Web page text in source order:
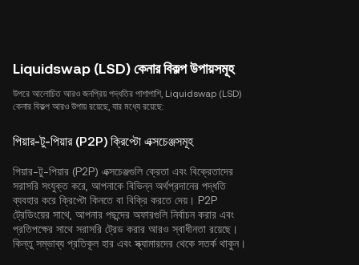
Liquidswap (LSD) কেনার বিকল্প উপায়সমূহ
উপরে আলোচিত আরও জনপ্রিয় পদ্ধতির পাশাপাশি, Liquidswap (LSD)
কেনার বিকল্প আরও উপায় রয়েছে, যার মধ্যে রয়েছে:
পিয়ার-টু-পিয়ার (P2P) ক্রিপ্টো এক্সচেঞ্জসমূহ
পিয়ার-টু-পিয়ার (P2P) এক্সচেঞ্জগুলি ক্রেতা এবং বিক্রেতাদের
সরাসরি সংযুক্ত করে, আপনাকে বিভিন্ন অর্থপ্রদানের পদ্ধতি
ব্যবহার করে ক্রিপ্টো কিনতে বা বিক্রি করতে দেয়। P2P
ট্রেডিংয়ের সাথে, আপনার পছন্দের অফারগুলি নির্বাচন করার এবং
প্রতিপক্ষের সাথে সরাসরি ট্রেড করার আরও স্বাধীনতা রয়েছে।
কিন্তু সম্ভাব্য প্রতিকূল হার এবং স্ক্যামারদের থেকে সতর্ক থাকুন।